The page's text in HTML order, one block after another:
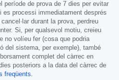
període de prova de 7 dies per evitar
processi immediatament després
durant la prova, perdreu
Si, per qualsevol motiu, creieu
no volíeu fer (cosa que podria
del sistema, per exemple), també
complet del càrrec en
posteriors a la data del càrrec de
freqüents.